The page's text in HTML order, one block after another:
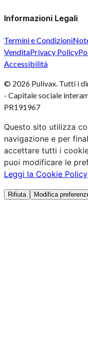
Informazioni Legali
Termini e Condizioni
VenditaPrivacy Policy
Accessibilità
© 2026 Pulivax. Tutti i
- Capitale sociale
PR191967
Questo sito utilizza
navigazione e per
accettare tutti i
puoi modificare le
Leggi la Cookie Policy
Rifiuta Modifica